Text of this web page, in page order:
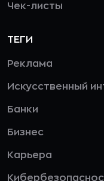
Чек-листы
ТЕГИ
Реклама
Искусственный
Банки
Бизнес
Карьера